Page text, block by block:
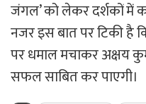
जंगल’ को लेकर दर्शकों में
नजर इस बात पर टिकी है
पर धमाल मचाकर अक्षय
सफल साबित कर पाएगी।